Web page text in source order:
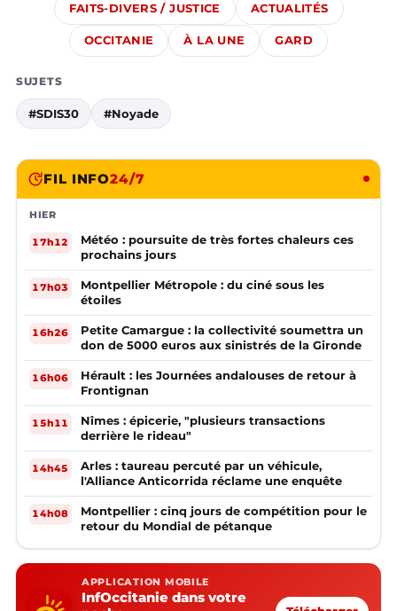
FAITS-DIVERS / JUSTICE ACTUALITÉS
OCCITANIE À LA UNE GARD
SUJETS
#SDIS30 #Noyade
FIL INFO24/7
HIER
17h12
Météo : poursuite de très fortes chaleurs ces
prochains jours
17h03
Montpellier Métropole : du ciné sous les
étoiles
16h26
Petite Camargue : la collectivité soumettra un
don de 5000 euros aux sinistrés de la Gironde
16h06
Hérault : les Journées andalouses de retour à
Frontignan
15h11
Nîmes : épicerie, "plusieurs transactions
derrière le rideau"
14h45
Arles : taureau percuté par un véhicule,
l'Alliance Anticorrida réclame une enquête
14h08
Montpellier : cinq jours de compétition pour le
retour du Mondial de pétanque
APPLICATION MOBILE
InfOccitanie dans votre